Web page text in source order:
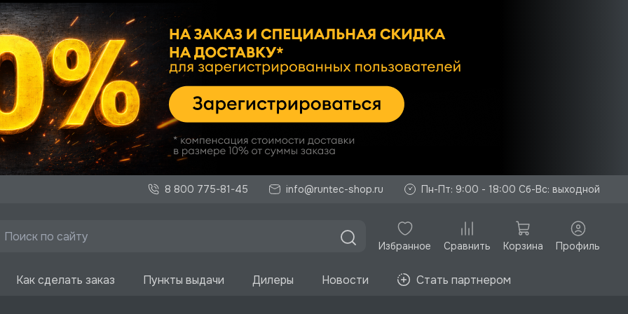
8 800 775-81-45 info@runtec-shop.ru Пн-Пт: 9:00 - 18:00 Сб-Вс: выходной
Избранное Сравнить Корзина Профиль
Как сделать заказ Пункты выдачи Дилеры Новости Стать партнером